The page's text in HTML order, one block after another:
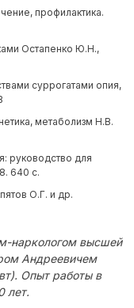
профилактика.
Остапенко Ю.Н.,
суррогатами опия,
метаболизм Н.В.
руководство для
640 с.
О.Г. и др.
наркологом высшей
Андреевичем
Опыт работы в
лет.